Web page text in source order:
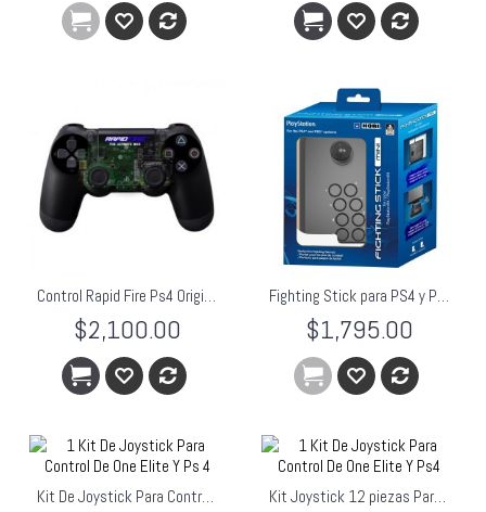
Control Rapid Fire Ps4 Original + Rapidfire Master Mod 50 Negro
$2,100.00
Fighting Stick para PS4 y PS3 Palanca tipo Arcade HORI
$1,795.00
Kit De Joystick Para Control De One Elite Y Ps 4 Kit Joystick 12 piezas Para Control De One Elite Y Ps4